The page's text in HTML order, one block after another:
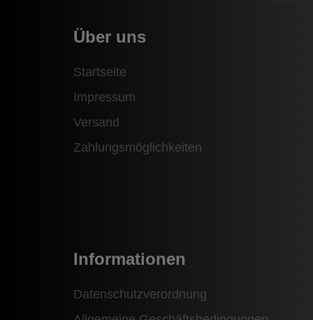
Über uns
Startseite
Impressum
Versand
Zahlungsmöglichkeiten
Informationen
Datenschutzverordnung